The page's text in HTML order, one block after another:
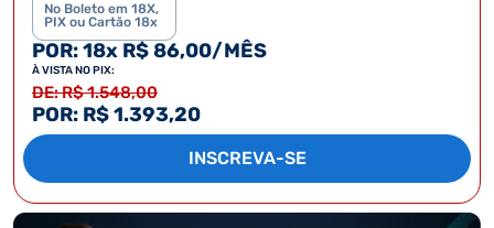
No Boleto em 18X,
PIX ou Cartão 18x
POR: 18x R$ 86,00/MÊS
À VISTA NO PIX:
DE: R$ 1.548,00
POR: R$ 1.393,20
INSCREVA-SE